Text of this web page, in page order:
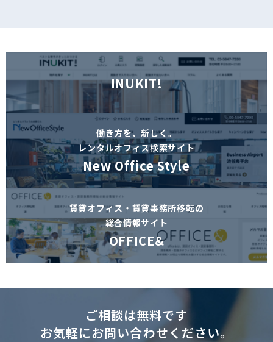
INUKIT!
働き方を、新しく。
レンタルオフィス検索サイト
New Office Style
賃貸オフィス・賃貸事務所移転の
総合情報サイト
OFFICE&
ご相談は無料です
お気軽にお問い合わせください。